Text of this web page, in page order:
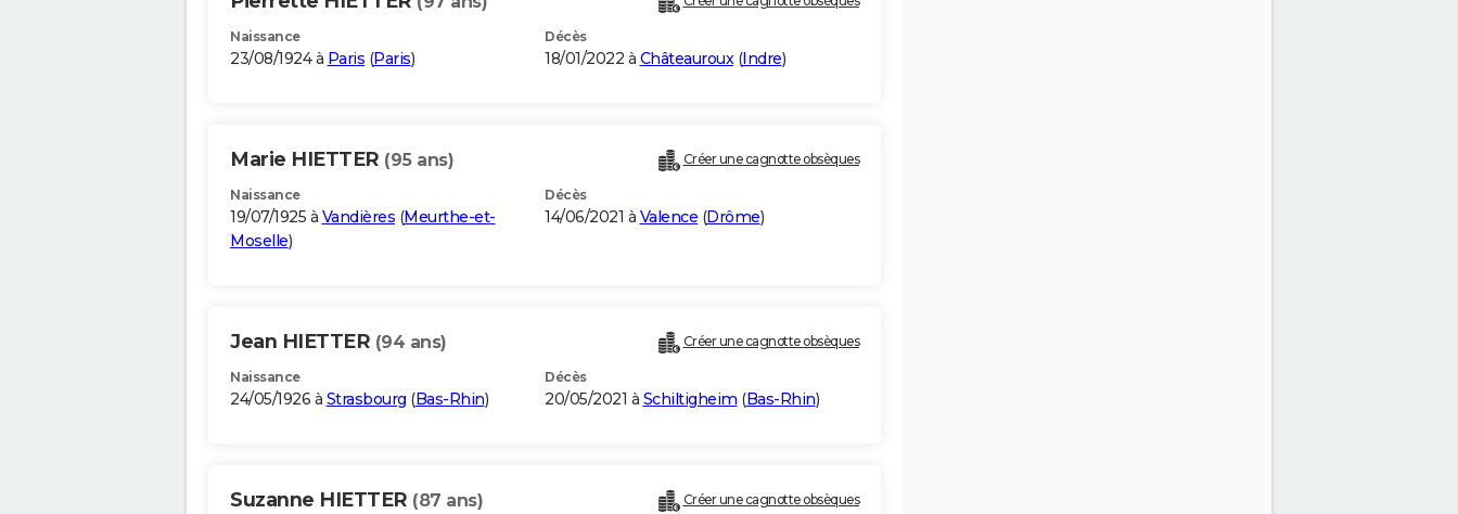
Naissance
23/08/1924 à Paris (Paris)
Décès
18/01/2022 à Châteauroux(Indre)
Marie HIETTER (95 ans) Créer une cagnotte obsèques
Naissance
19/07/1925 à Vandières (Meurthe-et-
Moselle)
Décès
14/06/2021 à Valence (Drôme)
Jean HIETTER (94 ans) Créer une cagnotte obsèques
Naissance
24/05/1926 à Strasbourg (Bas-Rhin)
Décès
20/05/2021 à Schiltigheim (Bas-Rhin)
Suzanne HIETTER (87 ans) Créer une cagnotte obsèques